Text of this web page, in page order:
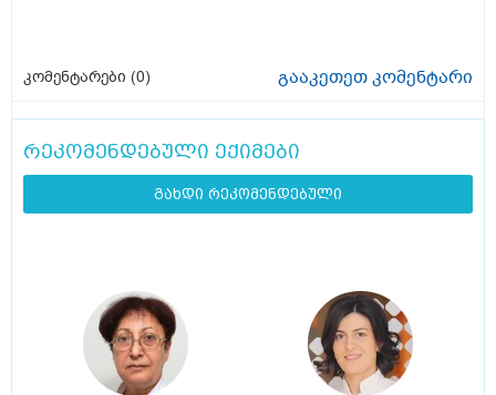
კომენტარები (0) გააკეთეთ კომენტარი
რეკომენდებული ექიმები
გახდი რეკომენდებული